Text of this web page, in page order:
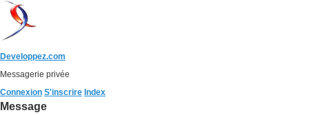
Developpez.com
Messagerie privée
Connexion S'inscrire Index
Message